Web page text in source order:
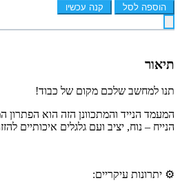
הוספה לסל קנה עכשיו
תיאור
תנו למחשב שלכם מקום של כבוד!
המעמד הנייד והמתכוונן הזה הוא
הנייח – נוח, יציב ועם גלגלים איכותיים
⚙ יתרונות עיקריים: